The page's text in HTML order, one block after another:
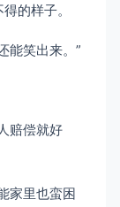
的样子。
能笑出来。”
赔偿就好
家里也蛮困